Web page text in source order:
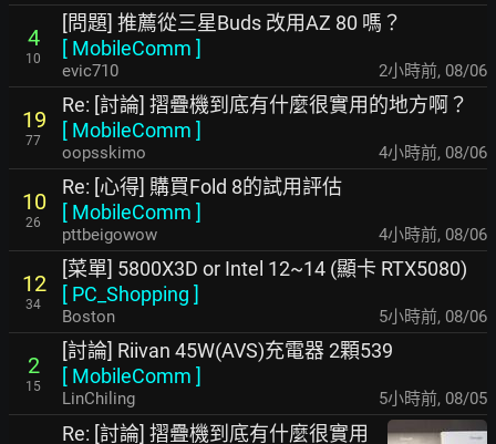
4
10
[問題] 推薦從三星Buds 改用AZ 80 嗎？
[ MobileComm ]
evic710 2小時前, 08/06
19
77
Re: [討論] 摺疊機到底有什麼很實用的地方啊？
[ MobileComm ]
oopsskimo 4小時前, 08/06
10
26
Re: [心得] 購買Fold 8的試用評估
[ MobileComm ]
pttbeigowow 4小時前, 08/06
12
34
[菜單] 5800X3D or Intel 12~14 (顯卡 RTX5080)
[ PC_Shopping ]
Boston 5小時前, 08/06
2
15
[討論] Riivan 45W(AVS)充電器 2顆539
[ MobileComm ]
LinChiling 5小時前, 08/05
Re: [討論] 摺疊機到底有什麼很實用